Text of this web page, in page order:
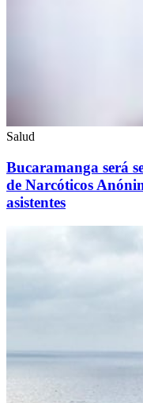
Salud
Bucaramanga será
de Narcóticos
asistentes